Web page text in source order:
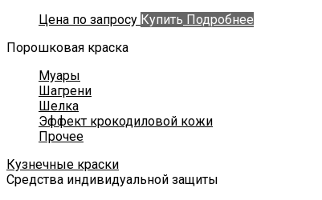
Цена по запросу Купить Подробнее
Порошковая краска
Муары
Шагрени
Шелка
Эффект крокодиловой кожи
Прочее
Кузнечные краски
Средства индивидуальной защиты